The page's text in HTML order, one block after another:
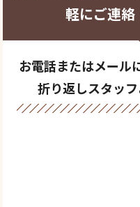
軽にご連絡
お電話またはメール
折り返しスタッフ